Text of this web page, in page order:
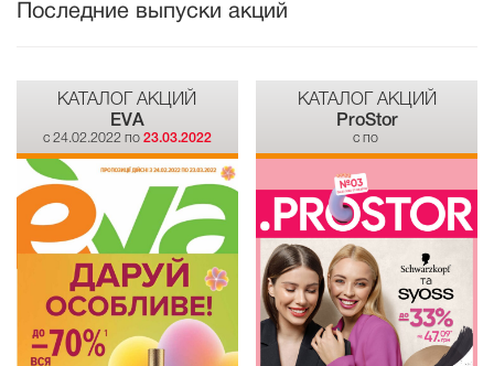
Последние выпуски акций
КАТАЛОГ АКЦИЙ
EVA
c 24.02.2022 по 23.03.2022
КАТАЛОГ АКЦИЙ
ProStor
c по